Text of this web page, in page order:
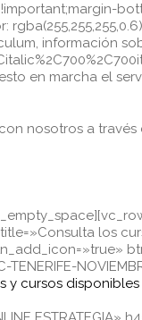
información
en marcha el
nosotros a través
los
TENERIFE-
y cursos